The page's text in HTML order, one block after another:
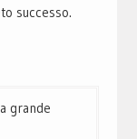
successo.
grande